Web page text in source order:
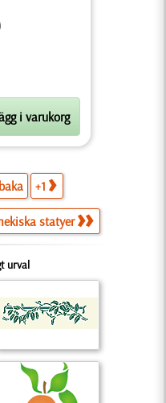
+1
statyer
urval